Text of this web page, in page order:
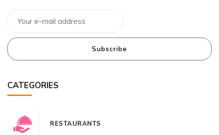
Subscribe
CATEGORIES
RESTAURANTS